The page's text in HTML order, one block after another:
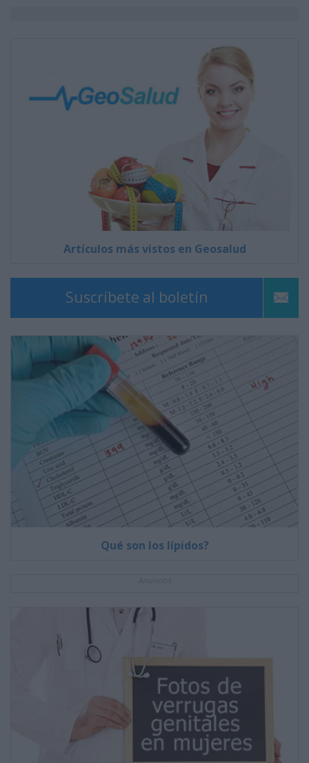
Artículos más vistos en Geosalud
Suscríbete al boletín
Qué son los lípidos?